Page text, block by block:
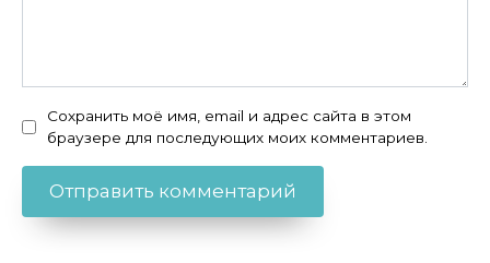
Сохранить моё имя, email и адрес сайта в этом
браузере для последующих моих комментариев.